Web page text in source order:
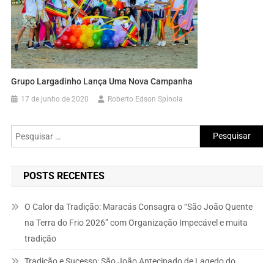
Grupo Largadinho Lança Uma Nova Campanha
17 de junho de 2020 Roberto Edson Spínola
Pesquisar
por:
POSTS RECENTES
O Calor da Tradição: Maracás Consagra o “São João Quente
na Terra do Frio 2026” com Organização Impecável e muita
tradição
Tradição e Sucesso: São João Antecipado de Lagedo do